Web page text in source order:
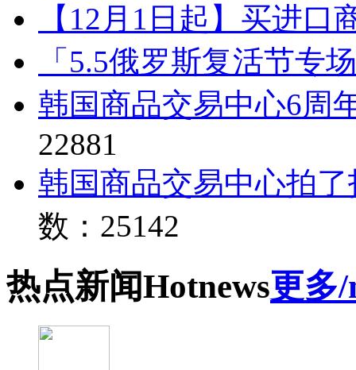
【12月1日起】买进口
「5.5俄罗斯复活节专
韩国商品交易中心6周
22881
韩国商品交易中心拍
数：25142
热点新闻Hotnews更多